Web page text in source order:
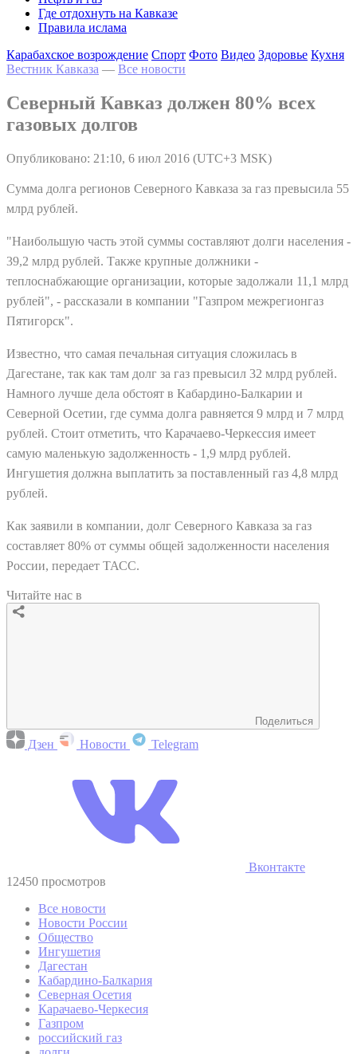
Где отдохнуть на Кавказе
Правила ислама
Карабахское возрождение Спорт Фото Видео Здоровье Кухня
Вестник Кавказа — Все новости
Северный Кавказ должен 80% всех
газовых долгов
Опубликовано: 21:10, 6 июл 2016 (UTC+3 MSK)
Сумма долга регионов Северного Кавказа за газ превысила 55
млрд рублей.
"Наибольшую часть этой суммы составляют долги населения -
39,2 млрд рублей. Также крупные должники -
теплоснабжающие организации, которые задолжали 11,1 млрд
рублей", - рассказали в компании "Газпром межрегионгаз
Пятигорск".
Известно, что самая печальная ситуация сложилась в
Дагестане, так как там долг за газ превысил 32 млрд рублей.
Намного лучше дела обстоят в Кабардино-Балкарии и
Северной Осетии, где сумма долга равняется 9 млрд и 7 млрд
рублей. Стоит отметить, что Карачаево-Черкессия имеет
самую маленькую задолженность - 1,9 млрд рублей.
Ингушетия должна выплатить за поставленный газ 4,8 млрд
рублей.
Как заявили в компании, долг Северного Кавказа за газ
составляет 80% от суммы общей задолженности населения
России, передает ТАСС.
Читайте нас в
Поделиться
Дзен Новости Telegram
Вконтакте
12450 просмотров
Все новости
Новости России
Общество
Ингушетия
Дагестан
Кабардино-Балкария
Северная Осетия
Карачаево-Черкесия
Газпром
российский газ